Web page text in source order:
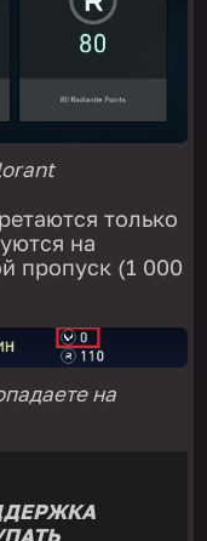
только
на
пропуск (1 000
на